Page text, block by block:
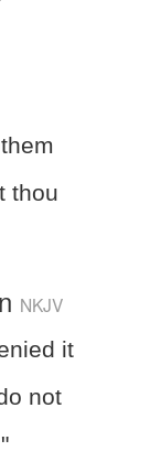
thou
NKJV
it
not